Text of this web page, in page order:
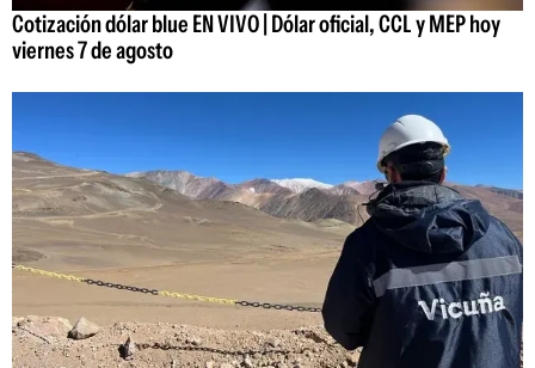
Cotización dólar blue EN VIVO | Dólar oficial, CCL y MEP hoy
viernes 7 de agosto